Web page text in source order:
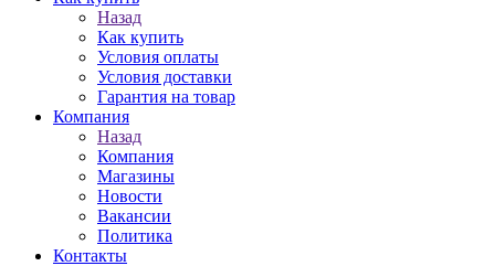
Назад
Как купить
Условия оплаты
Условия доставки
Гарантия на товар
Компания
Назад
Компания
Магазины
Новости
Вакансии
Политика
Контакты